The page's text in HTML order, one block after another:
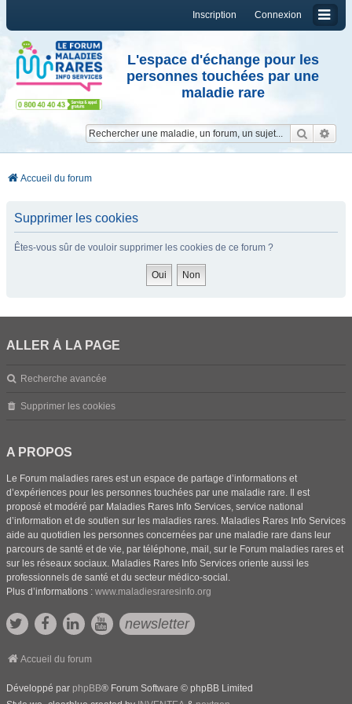
Connexion
Inscription
L'espace d'échange pour les
personnes touchées par une
maladie rare
Accueil du forum
Supprimer les cookies
Êtes-vous sûr de vouloir supprimer les cookies de ce forum ?
ALLER À LA PAGE
Recherche avancée
Supprimer les cookies
A PROPOS
Le Forum maladies rares est un espace de partage d’informations et
d’expériences pour les personnes touchées par une maladie rare. Il est
proposé et modéré par Maladies Rares Info Services, service national
d’information et de soutien sur les maladies rares. Maladies Rares Info Services
aide au quotidien les personnes concernées par une maladie rare dans leur
parcours de santé et de vie, par téléphone, mail, sur le Forum maladies rares et
sur les réseaux sociaux. Maladies Rares Info Services oriente aussi les
professionnels de santé et du secteur médico-social.
Plus d’informations : www.maladiesraresinfo.org
newsletter
Accueil du forum
Développé par phpBB® Forum Software © phpBB Limited